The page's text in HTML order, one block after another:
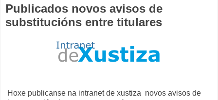
Publicados novos avisos de
substitucións entre titulares
Hoxe publicanse na intranet de xustiza novos avisos de